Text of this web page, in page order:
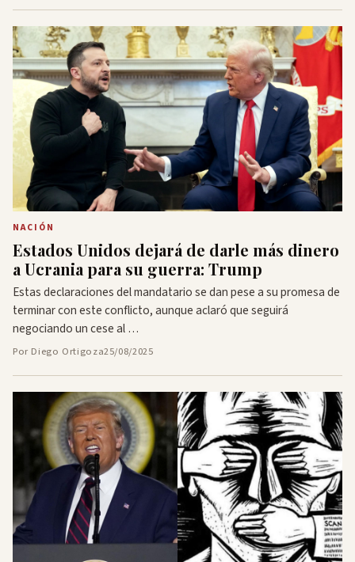
NACIÓN
Estados Unidos dejará de darle más dinero
a Ucrania para su guerra: Trump
Estas declaraciones del mandatario se dan pese a su promesa de
terminar con este conflicto, aunque aclaró que seguirá
negociando un cese al …
Por Diego Ortigoza25/08/2025